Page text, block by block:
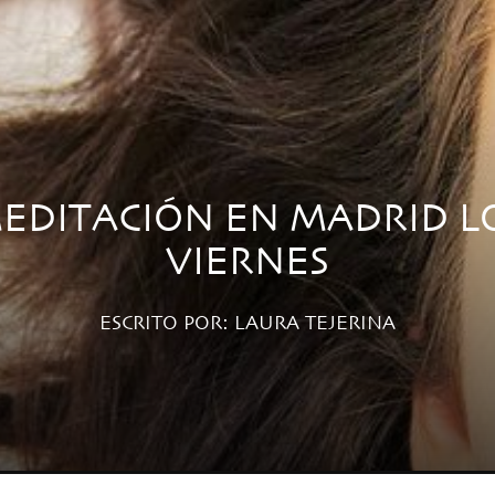
EN MADRID
VIERNES
ESCRITO POR: LAURA TEJERINA